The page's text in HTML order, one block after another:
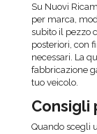
Su Nuovi
per marca,
subito il pezzo
posteriori, con
necessari. La
fabbricazione
tuo veicolo.
Consigli
Quando scegli